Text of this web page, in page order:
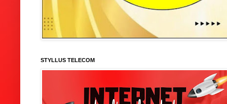
STYLLUS TELECOM